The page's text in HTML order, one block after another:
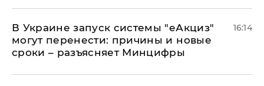
В Украине запуск системы "еАкциз"
могут перенести: причины и новые
сроки – разъясняет Минцифры
16:14